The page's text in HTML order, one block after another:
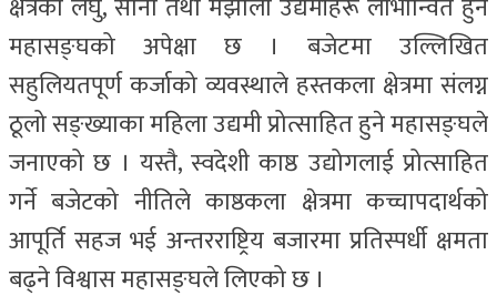
क्षेत्रका लघु, साना तथा मझौला उद्यमीहरू लाभान्वित हुने
महासङ्घको अपेक्षा छ । बजेटमा उल्लिखित
सहुलियतपूर्ण कर्जाको व्यवस्थाले हस्तकला क्षेत्रमा संलग्न
ठूलो सङ्ख्याका महिला उद्यमी प्रोत्साहित हुने महासङ्घले
जनाएको छ । यस्तै, स्वदेशी काष्ठ उद्योगलाई प्रोत्साहित
गर्ने बजेटको नीतिले काष्ठकला क्षेत्रमा कच्चापदार्थको
आपूर्ति सहज भई अन्तरराष्ट्रिय बजारमा प्रतिस्पर्धी क्षमता
बढ्ने विश्वास महासङ्घले लिएको छ ।